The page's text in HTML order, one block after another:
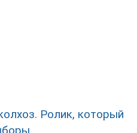
Ролик, который